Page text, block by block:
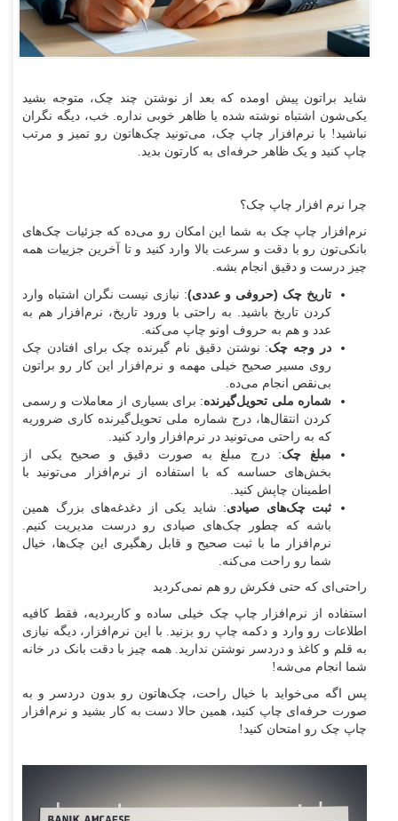
شاید براتون پیش اومده که بعد از نوشتن چند چک، متوجه بشید
یکی‌شون اشتباه نوشته شده یا ظاهر خوبی نداره. خب، دیگه نگران
نباشید! با نرم‌افزار چاپ چک، می‌تونید چک‌هاتون رو تمیز و مرتب
چاپ کنید و یک ظاهر حرفه‌ای به کارتون بدید.
چرا نرم ‌افزار چاپ چک؟
نرم‌افزار چاپ چک به شما این امکان رو می‌ده که جزئیات چک‌های
بانکی‌تون رو با دقت و سرعت بالا وارد کنید و تا آخرین جزییات همه
چیز درست و دقیق انجام بشه.
تاریخ چک (حروفی و عددی): نیازی نیست نگران اشتباه وارد
کردن تاریخ باشید. به راحتی با ورود تاریخ، نرم‌افزار هم به
عدد و هم به حروف اونو چاپ می‌کنه.
در وجه چک: نوشتن دقیق نام گیرنده چک برای افتادن چک
روی مسیر صحیح خیلی مهمه و نرم‌افزار این کار رو براتون
بی‌نقص انجام می‌ده.
شماره ملی تحویل‌گیرنده: برای بسیاری از معاملات و رسمی
کردن انتقال‌ها، درج شماره ملی تحویل‌گیرنده کاری ضروریه
که به راحتی می‌تونید در نرم‌افزار وارد کنید.
مبلغ چک: درج مبلغ به صورت دقیق و صحیح یکی از
بخش‌های حساسه که با استفاده از نرم‌افزار می‌تونید با
اطمینان چاپش کنید.
ثبت چک‌های صیادی: شاید یکی از دغدغه‌های بزرگ همین
باشه که چطور چک‌های صیادی رو درست مدیریت کنیم.
نرم‌افزار ما با ثبت صحیح و قابل رهگیری این چک‌ها، خیال
شما رو راحت می‌کنه.
راحتی‌ای که حتی فکرش رو هم نمی‌کردید
استفاده از نرم‌افزار چاپ چک خیلی ساده و کاربردیه، فقط کافیه
اطلاعات رو وارد و دکمه چاپ رو بزنید. با این نرم‌افزار، دیگه نیازی
به قلم و کاغذ و دردسر نوشتن ندارید. همه چیز با دقت بانک در خانه
شما انجام می‌شه!
پس اگه می‌خواید با خیال راحت، چک‌هاتون رو بدون دردسر و به
صورت حرفه‌ای چاپ کنید، همین حالا دست به کار بشید و نرم‌افزار
چاپ چک رو امتحان کنید!